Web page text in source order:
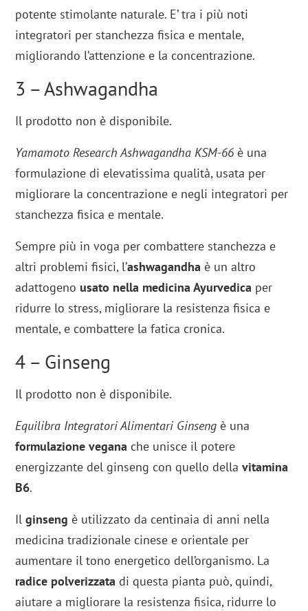
potente stimolante naturale. E’ tra i più noti
integratori per stanchezza fisica e mentale,
migliorando l’attenzione e la concentrazione.
3 – Ashwagandha
Il prodotto non è disponibile.
Yamamoto Research Ashwagandha KSM-66 è una
formulazione di elevatissima qualità, usata per
migliorare la concentrazione e negli integratori per
stanchezza fisica e mentale.
Sempre più in voga per combattere stanchezza e
altri problemi fisici, l’ashwagandha è un altro
adattogeno usato nella medicina Ayurvedica per
ridurre lo stress, migliorare la resistenza fisica e
mentale, e combattere la fatica cronica.
4 – Ginseng
Il prodotto non è disponibile.
Equilibra Integratori Alimentari Ginseng è una
formulazione vegana che unisce il potere
energizzante del ginseng con quello dellavitamina
B6.
Ilginseng è utilizzato da centinaia di anni nella
medicina tradizionale cinese e orientale per
aumentare il tono energetico dell’organismo. La
radice polverizzata di questa pianta può, quindi,
aiutare a migliorare la resistenza fisica, ridurre lo